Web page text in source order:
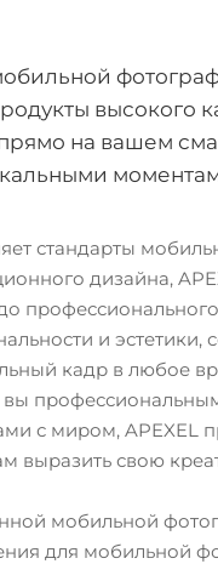
высокого
на вашем
стандарты
дизайна,
и эстетики,
кадр в любое
вы
с миром, APEXEL
выразить свою
мобильной
для мобильной